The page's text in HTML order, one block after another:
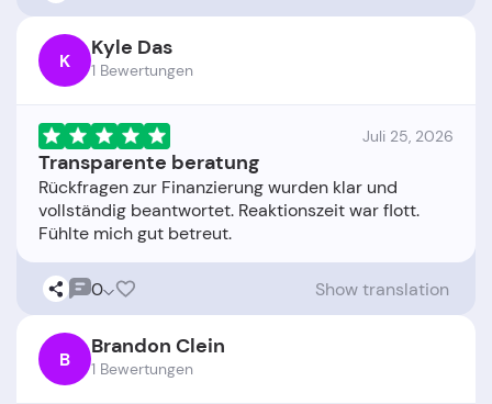
K Kyle Das
1 Bewertungen
Juli 25, 2026
Transparente beratung
Rückfragen zur Finanzierung wurden klar und
vollständig beantwortet. Reaktionszeit war flott.
0 Show translation
B Brandon Clein
1 Bewertungen